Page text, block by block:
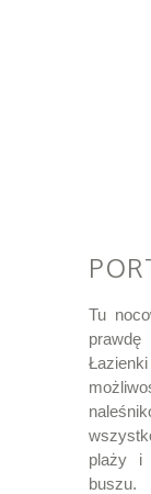
Tu
prawdę
plaży i
buszu.